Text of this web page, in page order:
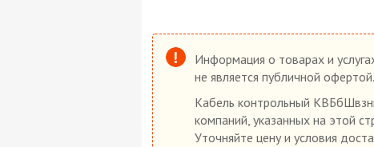
Информация о товарах и
не является публичной офертой.
Кабель контрольный
компаний, указанных на этой
Уточняйте цену и условия